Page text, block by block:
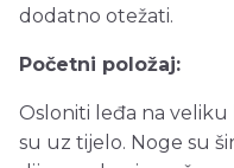
dodatno otežati.
Početni položaj:
Osloniti leđa na
su uz tijelo. Noge su